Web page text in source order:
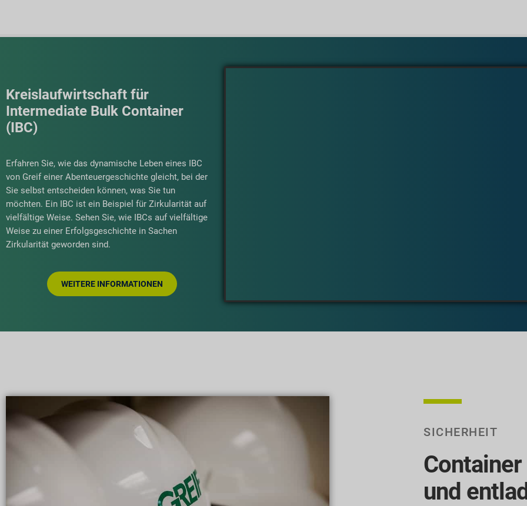
Kreislaufwirtschaft für
Intermediate Bulk Container
(IBC)
Erfahren Sie, wie das dynamische Leben eines IBC
von Greif einer Abenteuergeschichte gleicht, bei der
Sie selbst entscheiden können, was Sie tun
möchten. Ein IBC ist ein Beispiel für Zirkularität auf
vielfältige Weise. Sehen Sie, wie IBCs auf vielfältige
Weise zu einer Erfolgsgeschichte in Sachen
Zirkularität geworden sind.
WEITERE INFORMATIONEN
SICHERHEIT
und